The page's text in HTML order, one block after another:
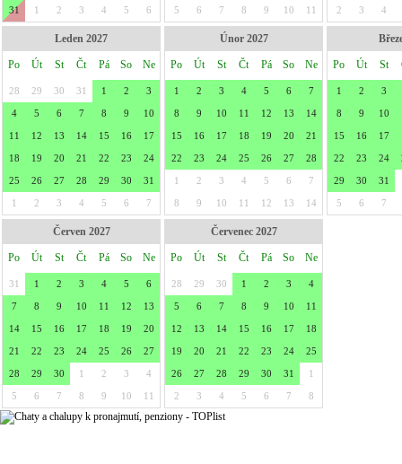
31 1 2 3 4 5 6 5 6 7 8 9 10 11 2 3 4
Leden 2027
Po Út St Čt Pá So Ne
28 29 30 31 1 2 3
4 5 6 7 8 9 10
11 12 13 14 15 16 17
18 19 20 21 22 23 24
25 26 27 28 29 30 31
1 2 3 4 5 6 7
Únor 2027
Po Út St Čt Pá So Ne
1 2 3 4 5 6 7
8 9 10 11 12 13 14
15 16 17 18 19 20 21
22 23 24 25 26 27 28
1 2 3 4 5 6 7
8 9 10 11 12 13 14
Po Út St
1 2 3
8 9 10
15 16 17
22 23 24
29 30 31
5 6 7
Červen 2027
Po Út St Čt Pá So Ne
31 1 2 3 4 5 6
7 8 9 10 11 12 13
14 15 16 17 18 19 20
21 22 23 24 25 26 27
28 29 30 1 2 3 4
5 6 7 8 9 10 11
Červenec 2027
Po Út St Čt Pá So Ne
28 29 30 1 2 3 4
5 6 7 8 9 10 11
12 13 14 15 16 17 18
19 20 21 22 23 24 25
26 27 28 29 30 31 1
2 3 4 5 6 7 8